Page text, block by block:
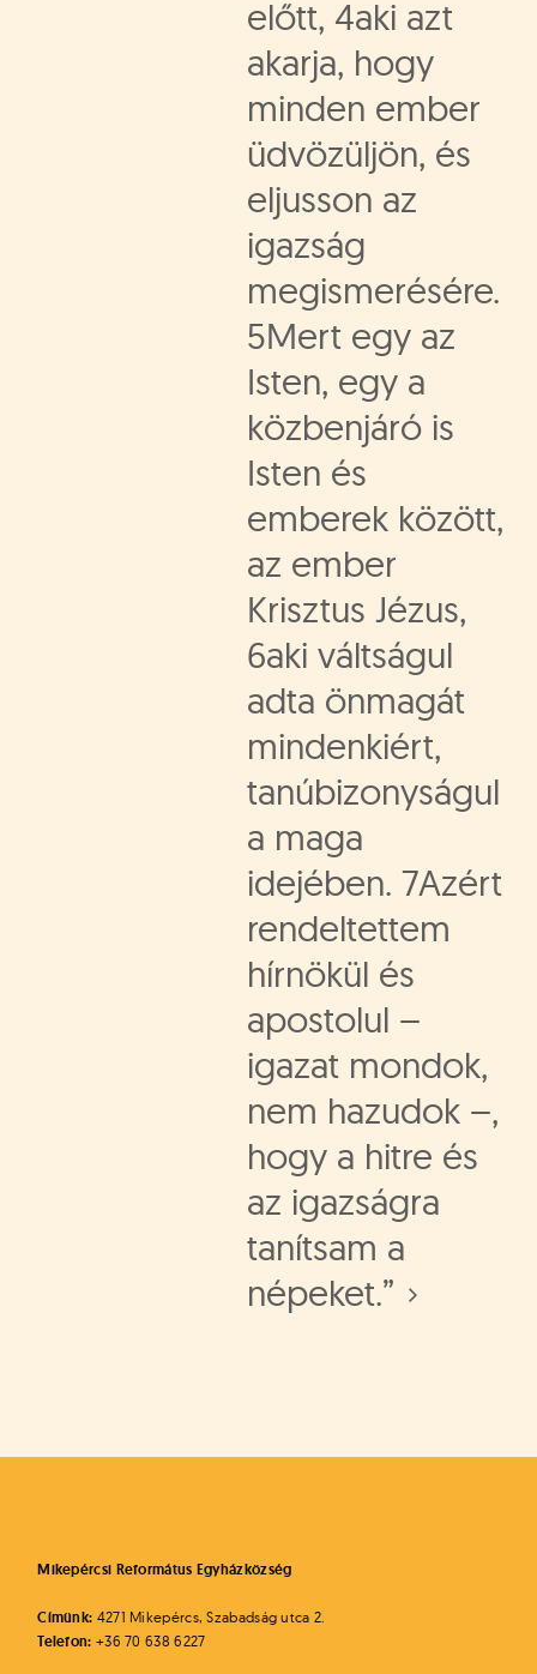
előtt, 4aki azt
akarja, hogy
minden ember
üdvözüljön, és
eljusson az
igazság
megismerésére.
5Mert egy az
Isten, egy a
közbenjáró is
Isten és
emberek között,
az ember
Krisztus Jézus,
6aki váltságul
adta önmagát
mindenkiért,
tanúbizonyságul
a maga
idejében. 7Azért
rendeltettem
hírnökül és
apostolul –
igazat mondok,
nem hazudok –,
hogy a hitre és
az igazságra
tanítsam a
népeket.”
Mikepércsi Református Egyházközség
Címünk: 4271 Mikepércs, Szabadság utca 2.
Telefon: +36 70 638 6227